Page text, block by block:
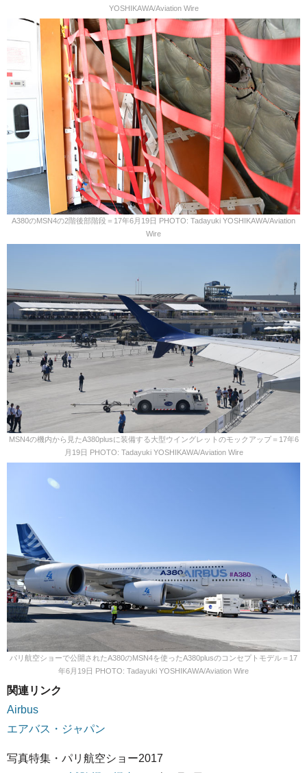
YOSHIKAWA/Aviation Wire
A380のMSN4の2階後部階段＝17年6月19日 PHOTO: Tadayuki YOSHIKAWA/Aviation
Wire
MSN4の機内から見たA380plusに装備する大型ウイングレットのモックアップ＝17年6
月19日 PHOTO: Tadayuki YOSHIKAWA/Aviation Wire
パリ航空ショーで公開されたA380のMSN4を使ったA380plusのコンセプトモデル＝17
年6月19日 PHOTO: Tadayuki YOSHIKAWA/Aviation Wire
関連リンク
Airbus
エアバス・ジャパン
写真特集・パリ航空ショー2017